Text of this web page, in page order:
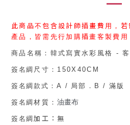
此商品不包含設計師插畫費用， 若
產品，皆需先行加購插畫客製費用
商品名稱： 韓式寫實水彩風格 -
簽名綢 尺寸：150X40CM
簽名綢款式 ：A / 局部 ． B/ 滿版
簽名綢材質：油畫布
簽名綢加工：無